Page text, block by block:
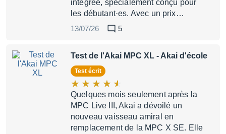
intégrée, spécialement conçu pour
les débutant·es. Avec un prix…
13/07/26
5
Test de l'Akai MPC XL - Akai d'école
Test écrit
Quelques mois seulement après la
MPC Live III, Akai a dévoilé un
nouveau vaisseau amiral en
remplacement de la MPC X SE. Elle